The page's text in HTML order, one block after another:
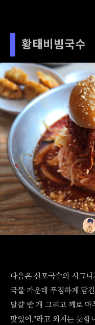
황태비빔국수
다음은 신포국수의 시그
국물 가운데 푸짐하게 담
달걀 반 개 그리고 깨로
맛있어."라고 외치는 듯합